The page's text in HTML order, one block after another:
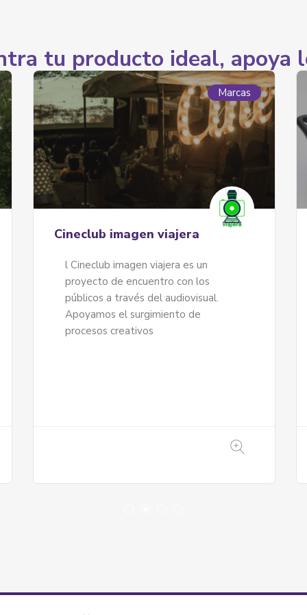
tu producto ideal, apoya
Marcas
Artes visuales
La Candelaria
Voz Kanay
Somos un medio de comunicación
comunitario y alternativo que surge
desde las realidades y voces...